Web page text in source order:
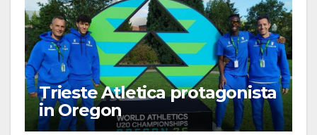
Trieste Atletica protagonista
in Oregon